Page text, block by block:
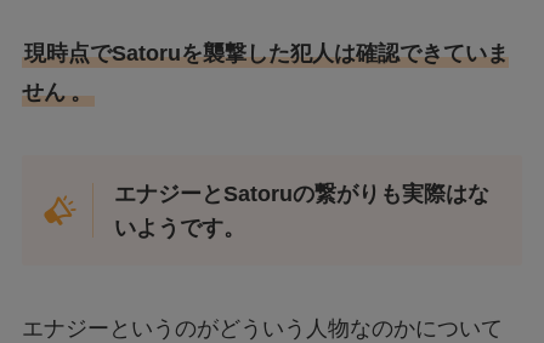
現時点でSatoruを襲撃した犯人は確認できていま
せん 。
エナジーとSatoruの繋がりも実際はな
いようです。
エナジーというのがどういう人物なのかについて